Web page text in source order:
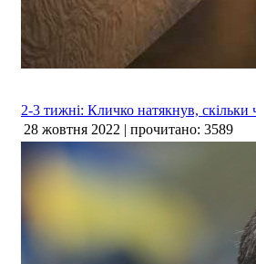
2-3 тижні: Кличко натякнув, скільки
28 жовтня 2022 | прочитано: 3589